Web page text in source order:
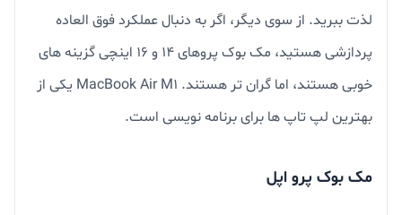
لذت ببرید. از سوی دیگر، اگر به دنبال عملکرد فوق العاده
پردازشی هستید، مک بوک پروهای 14 و 16 اینچی گزینه های
خوبی هستند، اما گران تر هستند. MacBook Air M1 یکی از
بهترین لپ تاپ ها برای برنامه نویسی است.
مک بوک پرو اپل